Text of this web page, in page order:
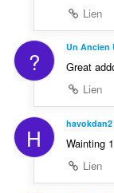
Lien
? Un Ancien
Great
Lien
H havokdan2
Wainting
Lien